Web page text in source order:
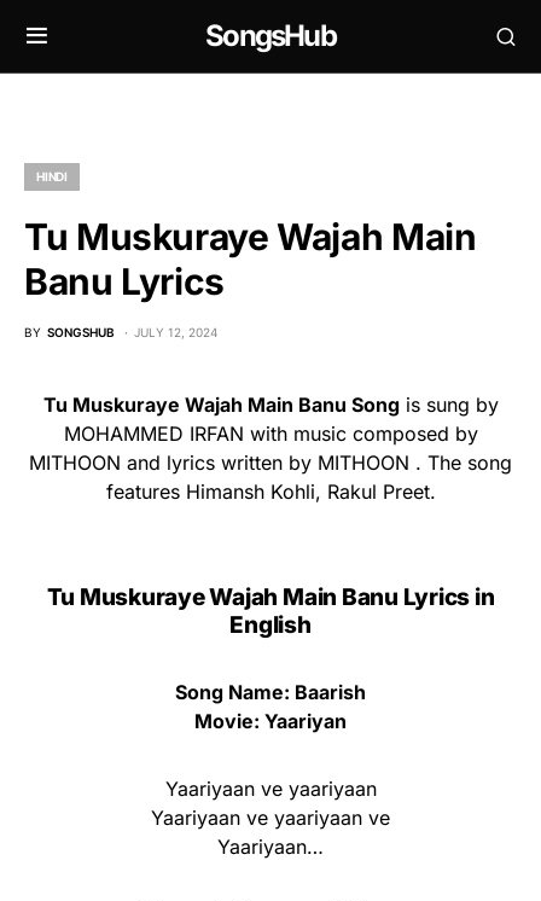
SongsHub
HINDI
Tu Muskuraye Wajah Main
Banu Lyrics
BY SONGSHUB JULY 12, 2024
Tu Muskuraye Wajah Main Banu Songis sung by
MOHAMMED IRFAN with music composed by
MITHOON and lyrics written by MITHOON . The song
features Himansh Kohli, Rakul Preet.
Tu Muskuraye Wajah Main Banu Lyrics in
English
Song Name: Baarish
Movie: Yaariyan
Yaariyaan ve yaariyaan
Yaariyaan ve yaariyaan ve
Yaariyaan…